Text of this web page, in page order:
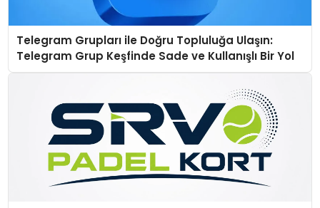
Telegram Grupları ile Doğru Topluluğa Ulaşın:
Telegram Grup Keşfinde Sade ve Kullanışlı Bir Yol